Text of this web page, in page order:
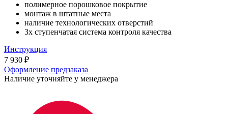
полимерное порошковое покрытие
монтаж в штатные места
наличие технологических отверстий
3х ступенчатая система контроля качества
Инструкция
7 930 ₽
Оформление предзаказа
Наличие уточняйте у менеджера